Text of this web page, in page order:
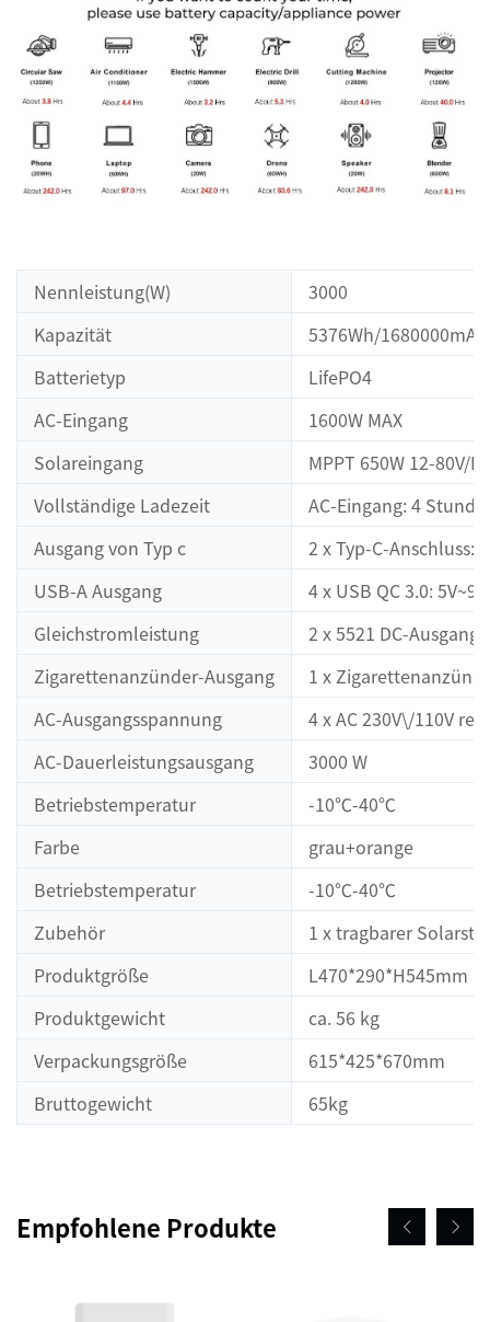
Nennleistung(W)
3000
Kapazität
5376Wh/
Batterietyp
LifePO4
AC-Eingang
1600W MAX
Solareingang
MPPT 650W 12-80V/
Vollständige Ladezeit
AC-Eingang: 4
Ausgang von Typ c
2 x Typ-C-Anschluss:
USB-A Ausgang
4 x USB QC 3.0:
Gleichstromleistung
2 x 5521 DC-
Zigarettenanzünder-Ausgang
1 x
AC-Ausgangsspannung
4 x AC 230V\/110V
AC-Dauerleistungsausgang
3000 W
Betriebstemperatur
-10℃-40℃
Farbe
grau+orange
Betriebstemperatur
-10℃-40℃
Zubehör
1 x tragbarer
Produktgröße
L470*290*H545mm
Produktgewicht
ca. 56 kg
Verpackungsgröße
615*425*670mm
Bruttogewicht
65kg
Empfohlene Produkte